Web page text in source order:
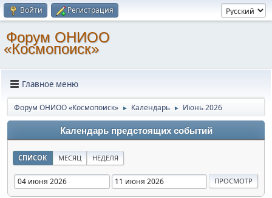
Войти Регистрация
Форум ОНИОО
«Космопоиск»
Главное меню
Форум ОНИОО «Космопоиск» ► Календарь ► Июнь 2026
Календарь предстоящих событий
СПИСОК МЕСЯЦ НЕДЕЛЯ